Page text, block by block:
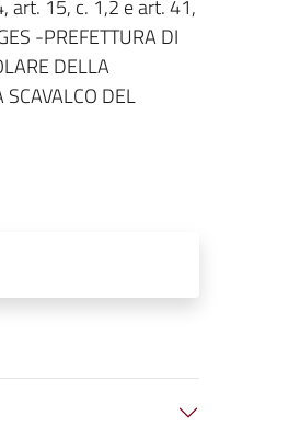
art. 15, c. 1,2 e art. 41,
-PREFETTURA DI
DELLA
DEL